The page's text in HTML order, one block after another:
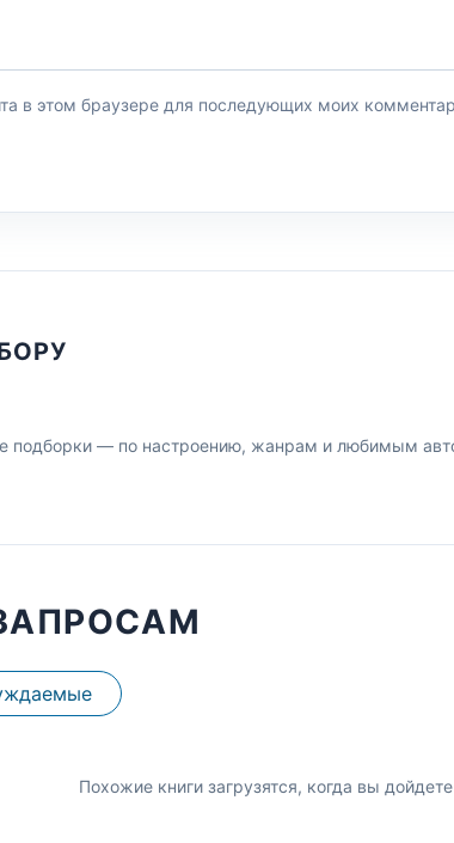
в этом браузере для последующих моих
подборки — по настроению, жанрам и любимым
Похожие книги загрузятся, когда вы